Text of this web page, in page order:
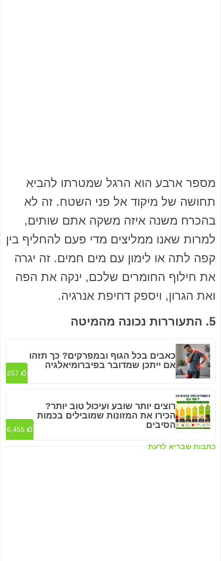
מספר ארבע הוא הרגל שמטרתו להביא
תחושה של מיקוד אל פני השטח. זה לא
בהכרח משנה איזה משקה אתם שותים,
למרות שאנו ממליצים מדי פעם להחליף בין
קפה לתה או לימון עם מים חמים. זה יגרה
את חילוף החומרים שלכם, ינקה את הפה
ואת הגרון, ויספק דחיפת אנרגיה.
5. התעוררות נכונה מהמיטה
כתבות שבריא לדעת
כאבים בכל הגוף ובמפרקים? כך תזהו
אם ייתכן שמדובר בפיברומיאלגיה
257
רוצים יותר שובע ועיכול טוב יותר?
הכירו את המזונות שמובילים בכמות
הסיבים
6,455